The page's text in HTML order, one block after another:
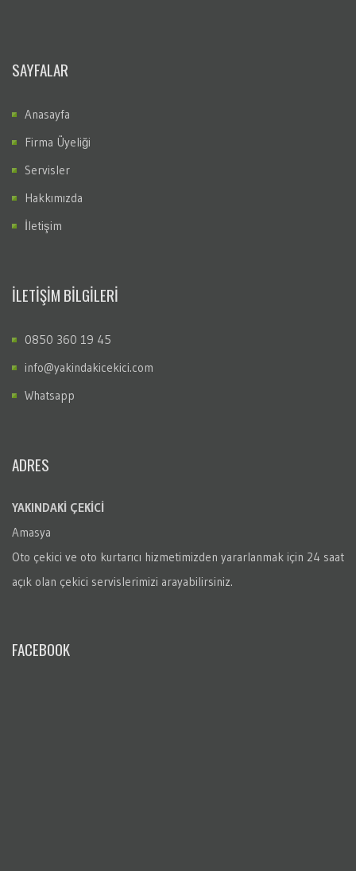
SAYFALAR
Anasayfa
Firma Üyeliği
Servisler
Hakkımızda
İletişim
İLETİŞİM BİLGİLERİ
0850 360 19 45
info@yakindakicekici.com
Whatsapp
ADRES
YAKINDAKİ ÇEKİCİ
Amasya
Oto çekici ve oto kurtarıcı hizmetimizden yararlanmak için 24 saat
açık olan çekici servislerimizi arayabilirsiniz.
FACEBOOK